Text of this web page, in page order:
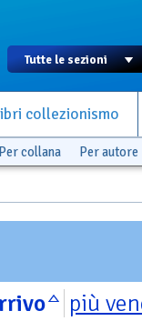
collezionismo
Per collana Per autore
più